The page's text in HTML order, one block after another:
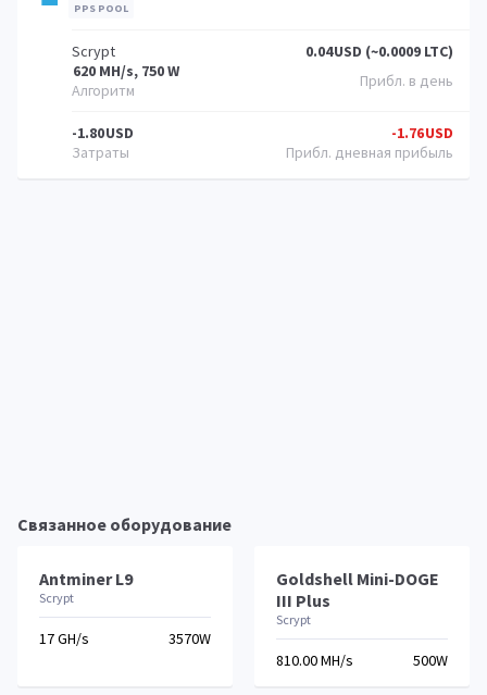
PPS POOL
Scrypt
620 MH/s, 750 W
0.04USD (~0.0009 LTC)
-1.80USD -1.76USD
Связанное оборудование
Antminer L9
Scrypt
17 GH/s 3570W
Goldshell Mini-DOGE
III Plus
Scrypt
810.00 MH/s 500W